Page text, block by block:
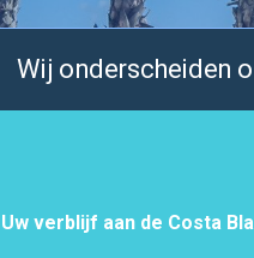
Wij onderscheiden
Uw verblijf aan de Costa